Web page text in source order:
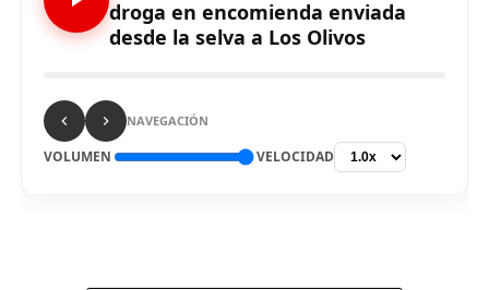
Comparte esto:
droga en encomienda enviada
desde la selva a Los Olivos
NAVEGACIÓN
VOLUMEN VELOCIDAD